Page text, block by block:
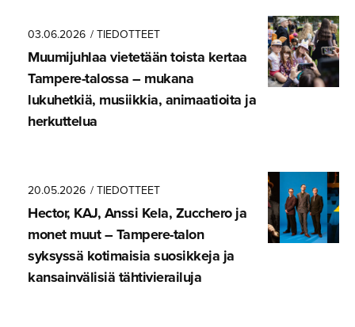
03.06.2026 / TIEDOTTEET
Muumijuhlaa vietetään toista kertaa
Tampere-ta­lossa – mukana
lukuhetkiä, musiikkia, animaatioita ja
herkuttelua
20.05.2026 / TIEDOTTEET
Hector, KAJ, Anssi Kela, Zucchero ja
monet muut – Tampere-talon
syksyssä kotimaisia suosikkeja ja
kansainvä­lisiä tähtivie­railuja